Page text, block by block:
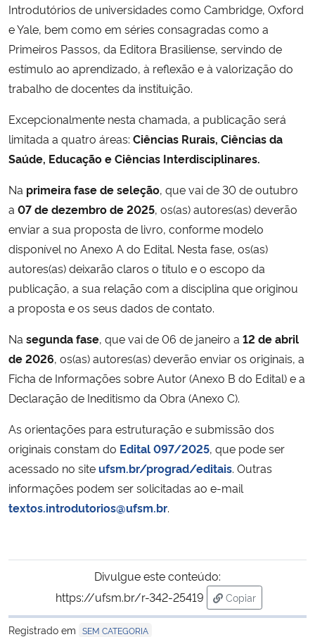
Secretaria de Governo
Gabinete de Segurança Institucional
Advocacia-Geral da União
Banco Central do Brasil
Planalto
Introdutórios de universidades como Cambridge, Oxford
e Yale, bem como em séries consagradas como a
Primeiros Passos, da Editora Brasiliense, servindo de
estímulo ao aprendizado, à reflexão e à valorização do
trabalho de docentes da instituição.
Excepcionalmente nesta chamada, a publicação será
limitada a quatro áreas: Ciências Rurais, Ciências da
Saúde, Educação e Ciências Interdisciplinares.
Na primeira fase de seleção, que vai de 30 de outubro
a 07 de dezembro de 2025, os(as) autores(as) deverão
enviar a sua proposta de livro, conforme modelo
disponível no Anexo A do Edital. Nesta fase, os(as)
autores(as) deixarão claros o título e o escopo da
publicação, a sua relação com a disciplina que originou
a proposta e os seus dados de contato.
Na segunda fase, que vai de 06 de janeiro a 12 de abril
de 2026, os(as) autores(as) deverão enviar os originais, a
Ficha de Informações sobre Autor (Anexo B do Edital) e a
Declaração de Ineditismo da Obra (Anexo C).
As orientações para estruturação e submissão dos
originais constam do Edital 097/2025, que pode ser
acessado no site ufsm.br/prograd/editais. Outras
informações podem ser solicitadas ao e-mail
textos.introdutorios@ufsm.br.
Divulgue este conteúdo:
https://ufsm.br/r-342-25419
Copiar
para área de
Registrado em SEM CATEGORIA